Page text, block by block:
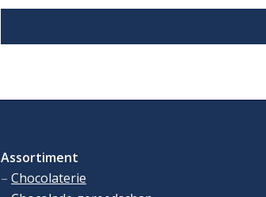
Assortiment
– Chocolaterie